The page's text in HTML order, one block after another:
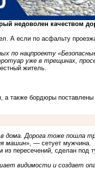
недоволен качеством
А если по асфальту
по нацпроекту
уже в трещинах,
житель.
а также бордюры
дома. Дорога тоже пошла
машин», — сетует мужчина.
пересечений, сделан под
видимости и создает